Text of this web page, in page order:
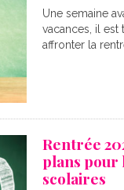
Une semaine
vacances, il
affronter la
Rentrée
plans
scolaires